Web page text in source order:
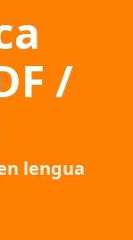
/
lengua